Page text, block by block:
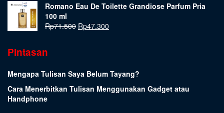
Romano Eau De Toilette Grandiose Parfum Pria
100 ml
Rp71.500 Rp47.300
Pintasan
Mengapa Tulisan Saya Belum Tayang?
Cara Menerbitkan Tulisan Menggunakan Gadget atau
Handphone